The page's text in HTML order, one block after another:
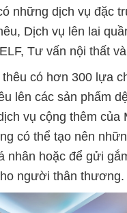
những dịch vụ đặc
Dịch vụ lên lai
Tư vấn nội thất
có hơn 300 lựa
lên các sản phẩm
vụ cộng thêm của
có thể tạo nên
nhân hoặc để gửi
người thân thương.